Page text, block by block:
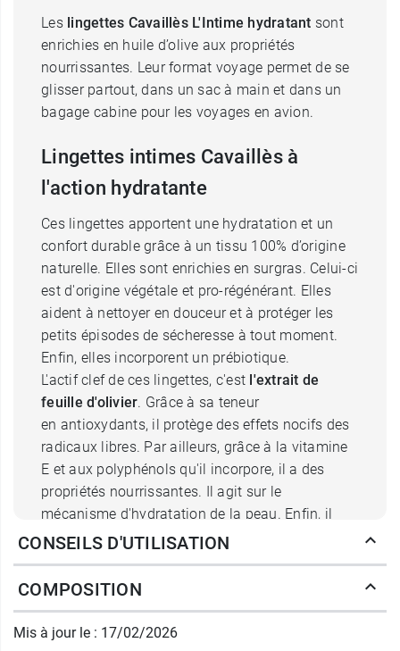
Les lingettes Cavaillès L'Intime hydratant sont
enrichies en huile d’olive aux propriétés
nourrissantes. Leur format voyage permet de se
glisser partout, dans un sac à main et dans un
bagage cabine pour les voyages en avion.
Lingettes intimes Cavaillès à
l'action hydratante
Ces lingettes apportent une hydratation et un
confort durable grâce à un tissu 100% d’origine
naturelle. Elles sont enrichies en surgras. Celui-ci
est d'origine végétale et pro-régénérant. Elles
aident à nettoyer en douceur et à protéger les
petits épisodes de sécheresse à tout moment.
Enfin, elles incorporent un prébiotique.
L'actif clef de ces lingettes, c'est l'extrait de
feuille d'olivier. Grâce à sa teneur
en antioxydants, il protège des effets nocifs des
radicaux libres. Par ailleurs, grâce à la vitamine
E et aux polyphénols qu'il incorpore, il a des
propriétés nourrissantes. Il agit sur le
mécanisme d'hydratation de la peau. Enfin, il
possède des vertus protectrices et il est
Lingettes intimes Cavaillès
CONSEILS D'UTILISATION
COMPOSITION
Mis à jour le : 17/02/2026